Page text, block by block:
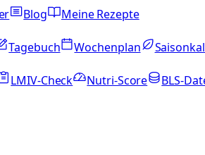
Blog
Meine Rezepte
Tagebuch Wochenplan
LMIV-Check Nutri-Score BLS-